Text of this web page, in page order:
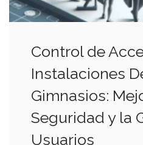
Control de
Instalaciones
Gimnasios:
Seguridad y la
Usuarios